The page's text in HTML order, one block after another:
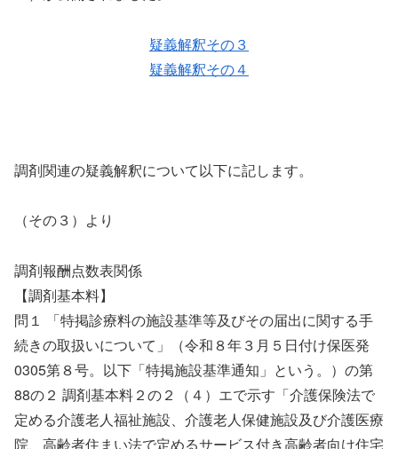
疑義解釈その３
疑義解釈その４
調剤関連の疑義解釈について以下に記します。
（その３）より
調剤報酬点数表関係
【調剤基本料】
問１ 「特掲診療料の施設基準等及びその届出に関する手
続きの取扱いについて」（令和８年３月５日付け保医発
0305第８号。以下「特掲施設基準通知」という。）の第
88の２ 調剤基本料２の２（４）エで示す「介護保険法で
定める介護老人福祉施設、介護老人保健施設及び介護医療
院、高齢者住まい法で定めるサービス付き高齢者向け住宅